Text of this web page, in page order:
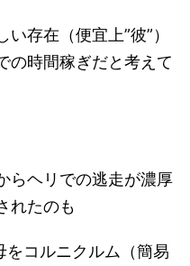
存在（便宜上”彼”）
の時間稼ぎだと考えて
らヘリでの逃走が濃厚
れたのも
をコルニクルム（簡易